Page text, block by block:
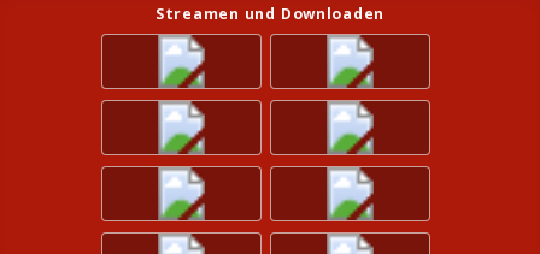
Streamen und Downloaden